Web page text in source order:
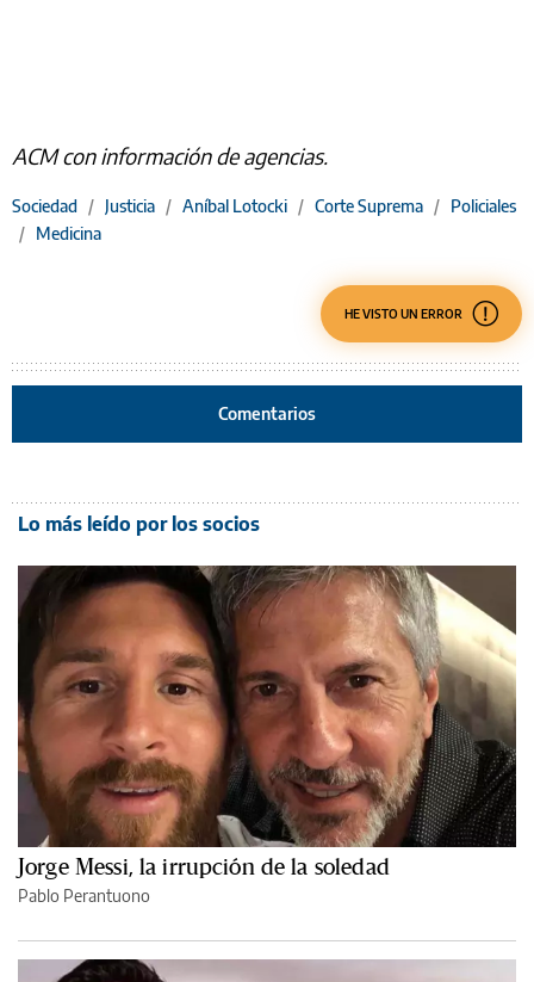
ACM con información de agencias.
Sociedad / Justicia / Aníbal Lotocki / Corte Suprema / Policiales
/ Medicina
HE VISTO UN ERROR
Comentarios
Lo más leído por los socios
Jorge Messi, la irrupción de la soledad
Pablo Perantuono